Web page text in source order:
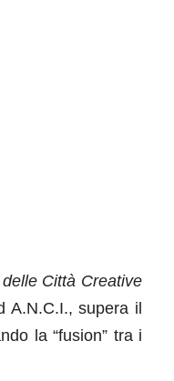
Città Creative
A.N.C.I., supera il
la “fusion” tra i